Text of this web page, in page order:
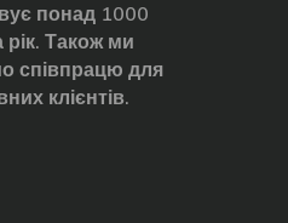
понад 1000
рік. Також ми
співпрацю для
клієнтів.